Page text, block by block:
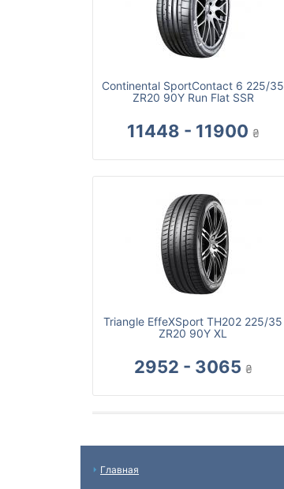
Continental SportContact 6 225/35
ZR20 90Y Run Flat SSR
11448 - 11900 ₴
Triangle EffeXSport TH202 225/35
ZR20 90Y XL
2952 - 3065 ₴
Главная